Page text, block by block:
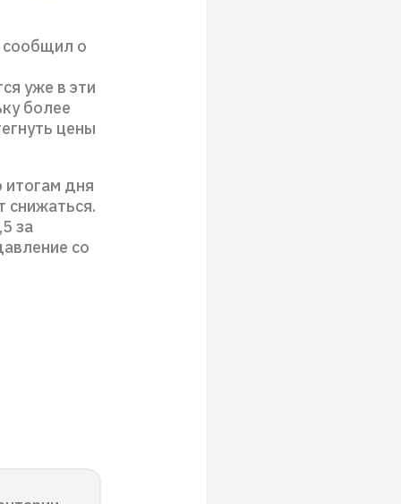
сообщил о
уже в эти
более
цены
дня
снижаться.
за
со